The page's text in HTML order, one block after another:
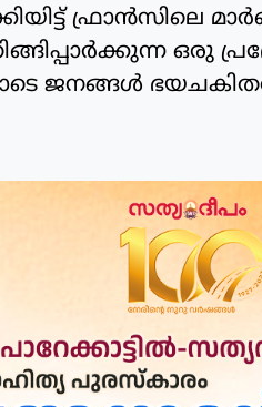
ഫ്രാന്‍സിലെ
ഒരു
ജനങ്ങള്‍